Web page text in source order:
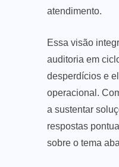
atendimento.
Essa visão
auditoria em
desperdícios e
operacional.
a sustentar
respostas
sobre o tema